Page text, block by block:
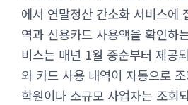
에서 연말정산 간소화 서비스에
역과 신용카드 사용액을 확인하
비스는 매년 1월 중순부터 제공
와 카드 사용 내역이 자동으로
학원이나 소규모 사업자는 조회